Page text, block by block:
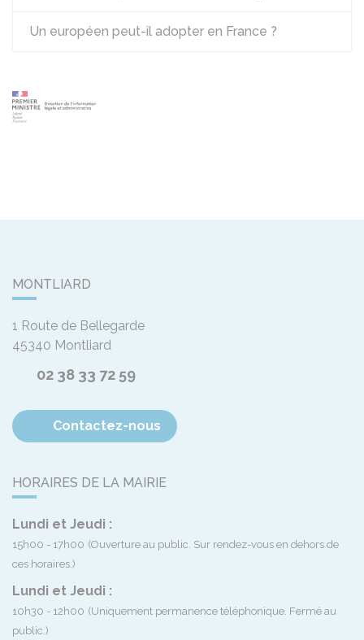
Un européen peut-il adopter en France ?
MONTLIARD
1 Route de Bellegarde
45340 Montliard
02 38 33 72 59
Contactez-nous
HORAIRES DE LA MAIRIE
Lundi et Jeudi :
15h00 - 17h00 (Ouverture au public. Sur rendez-vous en dehors de
ces horaires.)
Lundi et Jeudi :
10h30 - 12h00 (Uniquement permanence téléphonique. Fermé au
public.)